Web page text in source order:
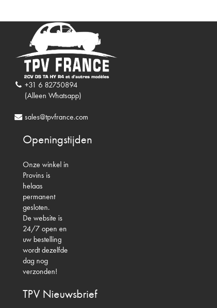
+31 6 82750894
(Alleen Whatsapp)
sales@tpvfrance.com
Openingstijden
Onze winkel in
Provins is
helaas
permanent
gesloten.
De website is
24/7 open en
uw bestelling
wordt dezelfde
dag nog
verzonden!
TPV Nieuwsbrief